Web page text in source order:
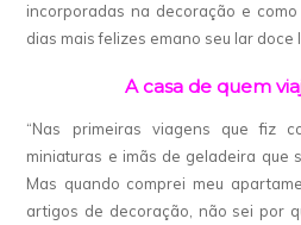
incorporadas na decoração e
dias mais felizes emano seu lar doce
A casa de quem
“Nas primeiras viagens que fiz
miniaturas e imãs de geladeira que
Mas quando comprei meu
artigos de decoração, não sei por